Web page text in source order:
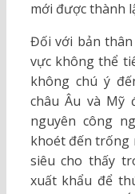
mới được thành
Đối với bản thân
vực không thể
không chú ý
châu Âu và Mỹ
nguyên công
khoét đến trống
siêu cho thấy
xuất khẩu để